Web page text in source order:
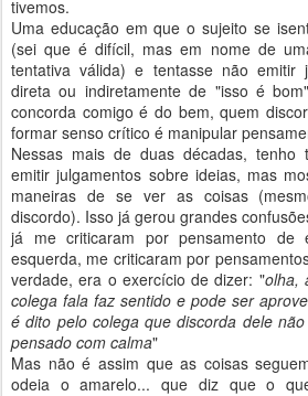
tivemos.
Uma educação em que o sujeito se
(sei que é difícil, mas em nome de
tentativa válida) e tentasse não emitir
direta ou indiretamente de "isso é
concorda comigo é do bem, quem
formar senso crítico é manipular
Nessas mais de duas décadas, tenho
emitir julgamentos sobre ideias, mas
maneiras de se ver as coisas
discordo). Isso já gerou grandes
já me criticaram por pensamento de
esquerda, me criticaram por
verdade, era o exercício de dizer: "olha,
colega fala faz sentido e pode ser
é dito pelo colega que discorda dele
pensado com calma"
Mas não é assim que as coisas
odeia o amarelo... que diz que o